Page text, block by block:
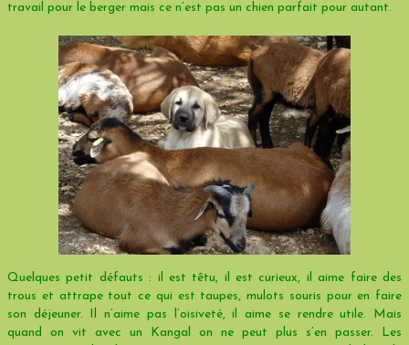
travail pour le berger mais ce n’est pas un chien parfait pour autant.
Quelques petit défauts : il est têtu, il est curieux, il aime faire des
trous et attrape tout ce qui est taupes, mulots souris pour en faire
son déjeuner. Il n’aime pas l’oisiveté, il aime se rendre utile. Mais
quand on vit avec un Kangal on ne peut plus s’en passer. Les